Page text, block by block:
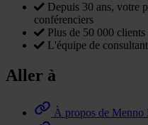
Depuis 30 ans, votre
conférenciers
Plus de 50 000
L'équipe de
Aller à
À propos de Menno